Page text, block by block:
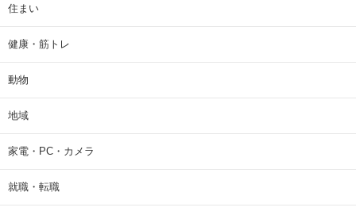
住まい
健康・筋トレ
動物
地域
家電・PC・カメラ
就職・転職